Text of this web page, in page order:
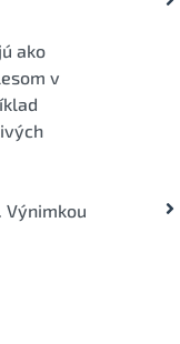
ako
v
Výnimkou